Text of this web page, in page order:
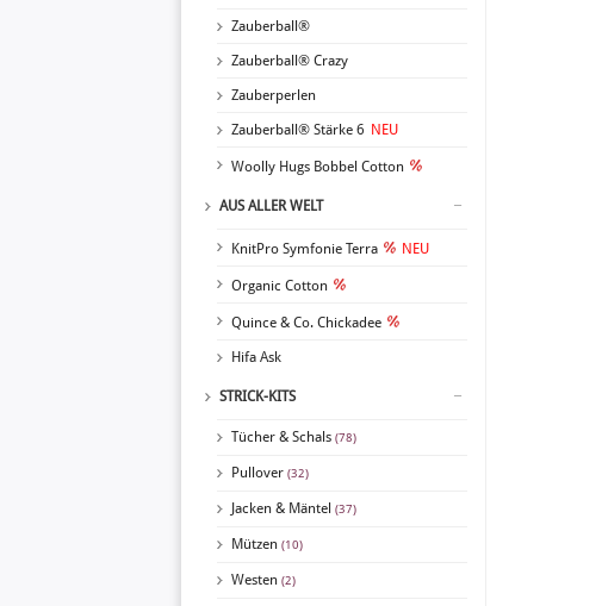
Zauberball®
Zauberball® Crazy
Zauberperlen
Zauberball® Stärke 6 NEU
Woolly Hugs Bobbel Cotton
AUS ALLER WELT
KnitPro Symfonie Terra NEU
Organic Cotton
Quince & Co. Chickadee
Hifa Ask
STRICK-KITS
Tücher & Schals (78)
Pullover (32)
Jacken & Mäntel (37)
Mützen (10)
Westen (2)